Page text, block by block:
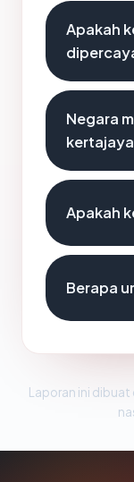
Apakah
Negara
Apakah
Berapa
Laporan ini